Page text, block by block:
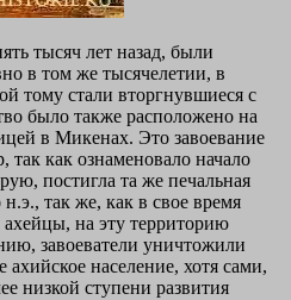
тысяч лет назад, были
в том же тысячелетии, в
тому стали вторгнувшиеся с
было также расположено на
в Микенах. Это завоевание
так как ознаменовало начало
постигла та же печальная
так же, как в свое время
ахейцы, на эту территорию
завоеватели уничтожили
ахийское население, хотя сами,
низкой ступени развития